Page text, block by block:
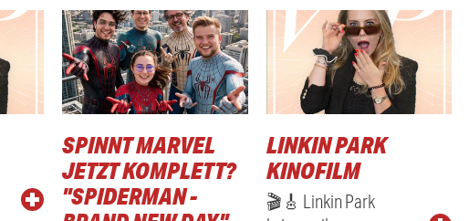
SPINNT MARVEL
JETZT KOMPLETT?
"SPIDERMAN -
LINKIN PARK
KINOFILM
🎬🎸 Linkin Park